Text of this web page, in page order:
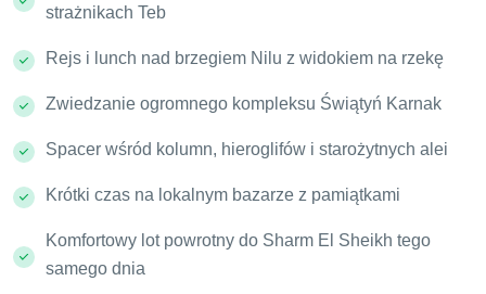
strażnikach Teb
Rejs i lunch nad brzegiem Nilu z widokiem na rzekę
Zwiedzanie ogromnego kompleksu Świątyń Karnak
Spacer wśród kolumn, hieroglifów i starożytnych alei
Krótki czas na lokalnym bazarze z pamiątkami
Komfortowy lot powrotny do Sharm El Sheikh tego
samego dnia